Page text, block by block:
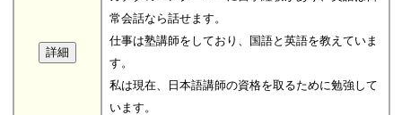
常会話なら話せます。
仕事は塾講師をしており、国語と英語を教えていま
す。
私は現在、日本語講師の資格を取るために勉強して
います。